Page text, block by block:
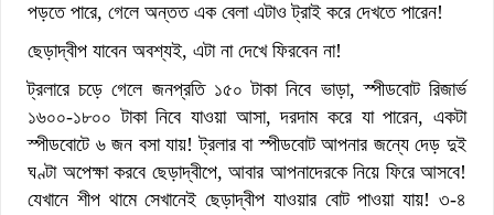
পড়তে পারে, গেলে অন্তত এক বেলা এটাও ট্রাই করে দেখতে পারেন!
ছেড়াদ্বীপ যাবেন অবশ্যই, এটা না দেখে ফিরবেন না!
ট্রলারে চড়ে গেলে জনপ্রতি ১৫০ টাকা নিবে ভাড়া, স্পীডবোট রিজার্ভ
১৬০০-১৮০০ টাকা নিবে যাওয়া আসা, দরদাম করে যা পারেন, একটা
স্পীডবোটে ৬ জন বসা যায়! ট্রলার বা স্পীডবোট আপনার জন্যে দেড় দুই
ঘণ্টা অপেক্ষা করবে ছেড়াদ্বীপে, আবার আপনাদেরকে নিয়ে ফিরে আসবে!
যেখানে শীপ থামে সেখানেই ছেড়াদ্বীপ যাওয়ার বোট পাওয়া যায়! ৩-৪